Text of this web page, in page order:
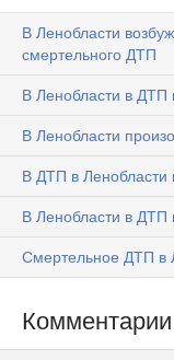
В Ленобласти
смертельного ДТП
В Ленобласти в ДТП
В Ленобласти
В ДТП в Ленобласти
В Ленобласти в ДТП
Смертельное ДТП в